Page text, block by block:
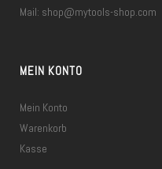
Mail: shop@mytools-shop.com
MEIN KONTO
Mein Konto
Warenkorb
Kasse